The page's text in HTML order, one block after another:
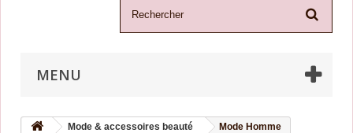
MENU
Mode & accessoires beauté Mode Homme